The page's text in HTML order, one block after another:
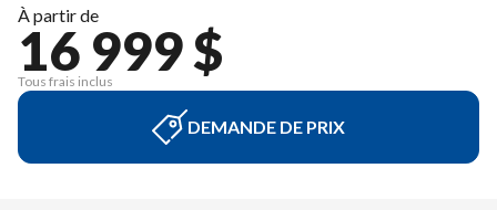
À partir de
16 999 $
Tous frais inclus
DEMANDE DE PRIX